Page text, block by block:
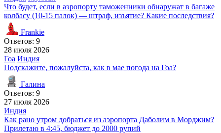
Что будет, если в аэропорту таможенники обнаружат в багаже
колбасу (10-15 палок) — штраф, изъятие? Какие последствия?
Frankie
Ответов: 9
28 июля 2026
Гоа Индия
Подскажите, пожалуйста, как в мае погода на Гоа?
Галина
Ответов: 9
27 июля 2026
Индия
Как рано утром добраться из аэропорта Даболим в Морджим?
Прилетаю в 4:45, бюджет до 2000 рупий